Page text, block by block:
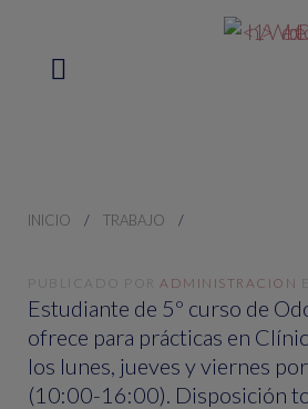
INICIO TRABAJO
PUBLICADO POR ADMINISTRACION
Estudiante de 5º curso de
ofrece para prácticas en
los lunes, jueves y viernes
(10:00-16:00). Disposición